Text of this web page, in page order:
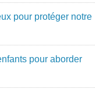
pour protéger notre
pour aborder